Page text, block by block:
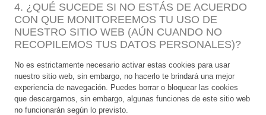
4. ¿QUÉ SUCEDE SI NO ESTÁS DE ACUERDO
CON QUE MONITOREEMOS TU USO DE
NUESTRO SITIO WEB (AÚN CUANDO NO
RECOPILEMOS TUS DATOS PERSONALES)?
No es estrictamente necesario activar estas cookies para usar
nuestro sitio web, sin embargo, no hacerlo te brindará una mejor
experiencia de navegación. Puedes borrar o bloquear las cookies
que descargamos, sin embargo, algunas funciones de este sitio web
no funcionarán según lo previsto.